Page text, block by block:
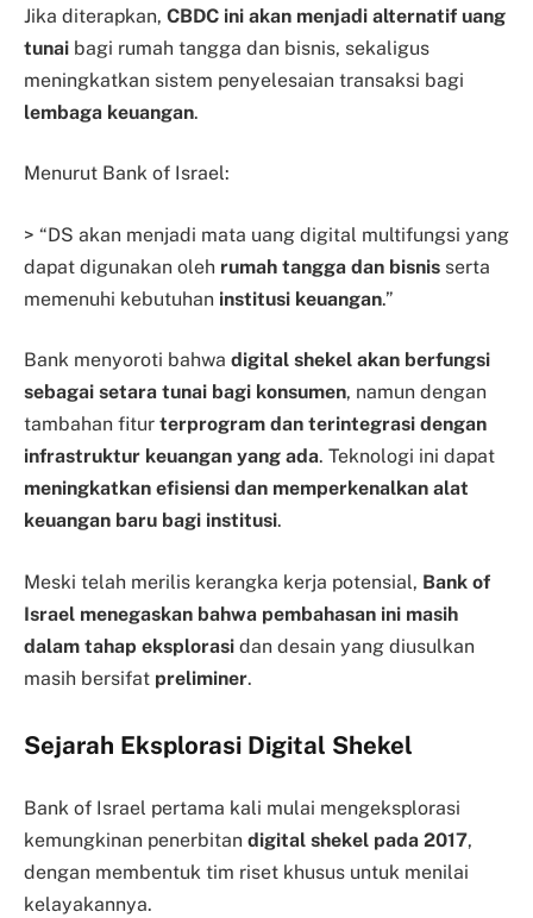
Jika diterapkan, CBDC ini akan menjadi alternatif uang
tunai bagi rumah tangga dan bisnis, sekaligus
meningkatkan sistem penyelesaian transaksi bagi
lembaga keuangan.
Menurut Bank of Israel:
> “DS akan menjadi mata uang digital multifungsi yang
dapat digunakan oleh rumah tangga dan bisnis serta
memenuhi kebutuhan institusi keuangan.”
Bank menyoroti bahwa digital shekel akan berfungsi
sebagai setara tunai bagi konsumen, namun dengan
tambahan fitur terprogram dan terintegrasi dengan
infrastruktur keuangan yang ada. Teknologi ini dapat
meningkatkan efisiensi dan memperkenalkan alat
keuangan baru bagi institusi.
Meski telah merilis kerangka kerja potensial, Bank of
Israel menegaskan bahwa pembahasan ini masih
dalam tahap eksplorasi dan desain yang diusulkan
masih bersifat preliminer.
Sejarah Eksplorasi Digital Shekel
Bank of Israel pertama kali mulai mengeksplorasi
kemungkinan penerbitan digital shekel pada 2017,
dengan membentuk tim riset khusus untuk menilai
kelayakannya.